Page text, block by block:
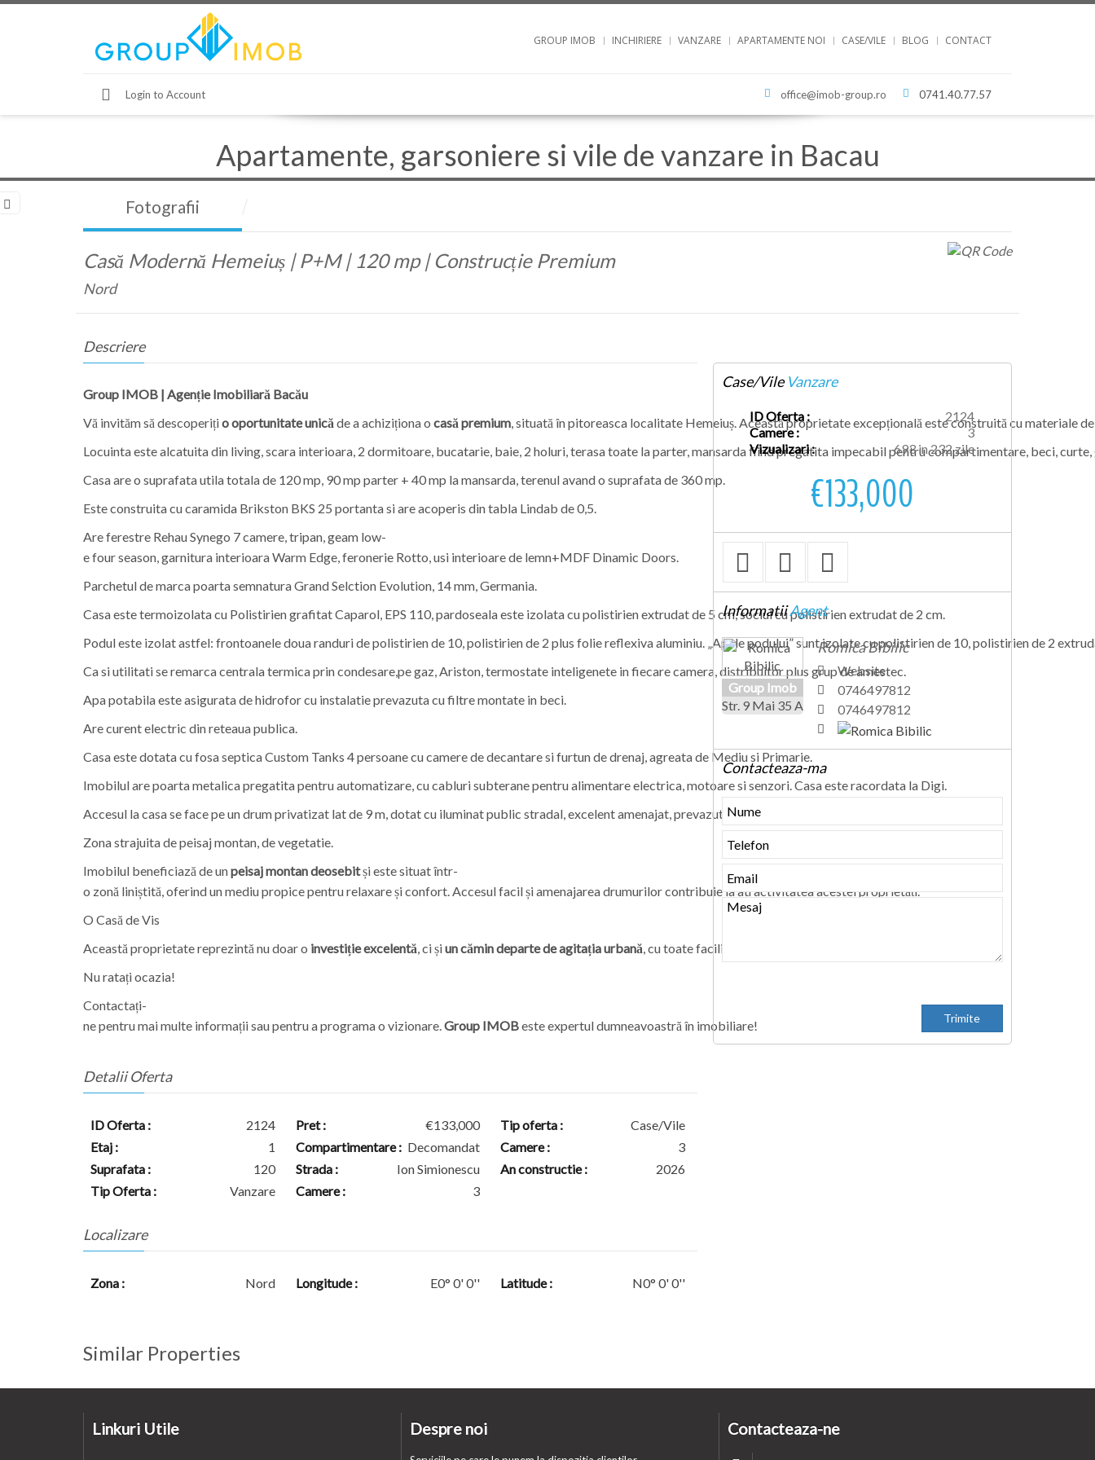
GROUP IMOB INCHIRIERE VANZARE APARTAMENTE NOI CASE/VILE BLOG CONTACT
Login to Account 0741.40.77.57
office@imob-group.ro
Apartamente, garsoniere si vile de vanzare in Bacau
Fotografii
Casă Modernă Hemeiuș | P+M | 120 mp | Construcție Premium
Nord
Descriere
Group IMOB | Agenție Imobiliară Bacău
Vă invităm să descoperițio oportunitate unică de a achiziționa o casă premium, situată în pitoreasca localitate Hemeiuș. Această proprietate excepțională este construită cu materiale
Locuinta este alcatuita din living, scara interioara, 2 dormitoare, bucatarie, baie, 2 holuri, terasa toate la parter, mansarda fiind pregatita impecabil pentru compartimentare, beci,
Casa are o suprafata utila totala de 120 mp, 90 mp parter + 40 mp la mansarda, terenul avand o suprafata de 360 mp.
Este construita cu caramida Brikston BKS 25 portanta si are acoperis din tabla Lindab de 0,5.
Are ferestre Rehau Synego 7 camere, tripan, geam low-
e four season, garnitura interioara Warm Edge, feronerie Rotto, usi interioare de lemn+MDF Dinamic Doors.
Parchetul de marca poarta semnatura Grand Selction Evolution, 14 mm, Germania.
Casa este termoizolata cu Polistirien grafitat Caparol, EPS 110, pardoseala este izolata cu polistirien extrudat de 5 cm, soclul cu polistirien extrudat de 2 cm.
Podul este izolat astfel: frontoanele doua randuri de polistirien de 10, polistirien de 2 plus folie reflexiva aluminiu. „Apele podului” sunt izolate cu polistirien de 10, polistirien de 2
Ca si utilitati se remarca centrala termica prin condesare,pe gaz, Ariston, termostate inteligenete in fiecare camera, distribuitor plus grup de amestec.
Apa potabila este asigurata de hidrofor cu instalatie prevazuta cu filtre montate in beci.
Are curent electric din reteaua publica.
Casa este dotata cu fosa septica Custom Tanks 4 persoane cu camere de decantare si furtun de drenaj, agreata de Mediu si Primarie.
Imobilul are poarta metalica pregatita pentru automatizare, cu cabluri subterane pentru alimentare electrica, motoare si senzori. Casa este racordata la Digi.
Accesul la casa se face pe un drum privatizat lat de 9 m, dotat cu iluminat public stradal, excelent amenajat, prevazut cu poarta metalica automatizata.
Zona strajuita de peisaj montan, de vegetatie.
Imobilul beneficiază de unpeisaj montan deosebitși este situat într-
o zonă liniștită, oferind un mediu propice pentru relaxare și confort. Accesul facil și amenajarea drumurilor contribuie la atractivitatea acestei proprietăți.
O Casă de Vis
Această proprietate reprezintă nu doar o investiție excelentă, ci șiun cămin departe de agitația urbană, cu toate facilitățile necesare unui trai confortabil.
Nu ratați ocazia!
Contactați-
ne pentru mai multe informații sau pentru a programa o vizionare.Group IMOBeste expertul dumneavoastră în imobiliare!
Detalii Oferta
ID Oferta : 2124 Pret : €133,000 Tip oferta :
Case/Vile
Etaj :
1 Compartimentare : Decomandat Camere :
3
Suprafata :
120 Strada : Ion Simionescu An constructie :
2026
Tip Oferta :
Vanzare Camere : 3
Localizare
Zona : Nord Longitude : E0° 0' 0'' Latitude : N0° 0' 0''
Case/VileVanzare
ID Oferta :
2124
Camere :
3
Vizualizari :
693 in 232 zile
€133,000
InformatiiAgent
Group Imob
Str. 9 Mai 35 A
Romica Bibilic
Website
0746497812
0746497812
Contacteaza-ma
Similar Properties
Linkuri Utile Despre noi Contacteaza-ne